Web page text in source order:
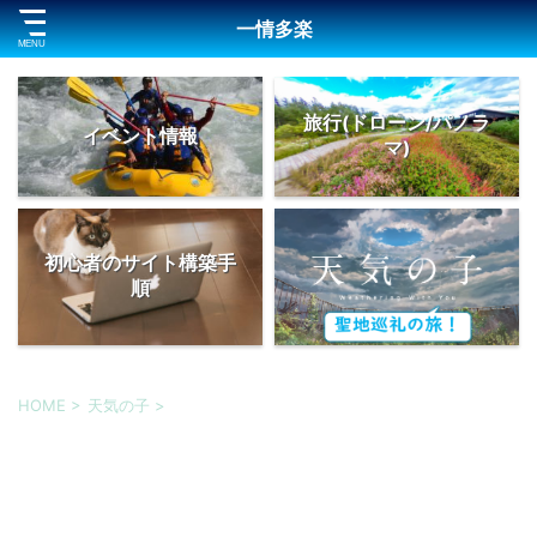
一情多楽
イベント情報
旅行(ドローン/パノラ
マ)
初心者のサイト構築手
順
HOME > 天気の子 >